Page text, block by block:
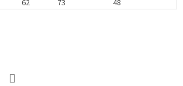
62 73 48